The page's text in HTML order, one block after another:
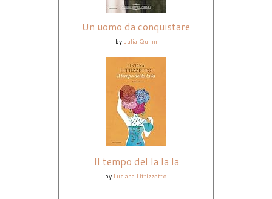
Un uomo da conquistare
by Julia Quinn
Il tempo del la la la
by Luciana Littizzetto